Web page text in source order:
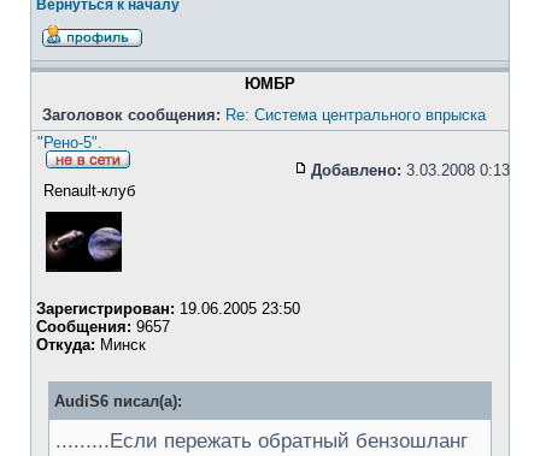
Вернуться к началу
ЮМБР
Заголовок сообщения: Re: Система центрального впрыска
"Рено-5".
Добавлено: 3.03.2008 0:13
Renault-клуб
Зарегистрирован: 19.06.2005 23:50
Сообщения: 9657
Откуда: Минск
AudiS6 писал(а):
.........Если пережать обратный бензошланг